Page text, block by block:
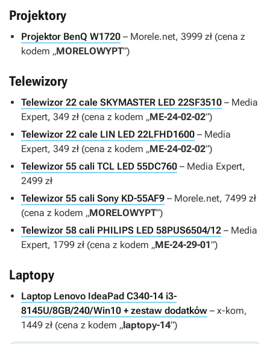
Projektory
Projektor BenQ W1720 – Morele.net, 3999 zł (cena z
kodem „MORELOWYPT”)
Telewizory
Telewizor 22 cale SKYMASTER LED 22SF3510 – Media
Expert, 349 zł (cena z kodem „ME-24-02-02”)
Telewizor 22 cale LIN LED 22LFHD1600 – Media
Expert, 349 zł (cena z kodem „ME-24-02-02”)
Telewizor 55 cali TCL LED 55DC760 – Media Expert,
2499 zł
Telewizor 55 cali Sony KD-55AF9 – Morele.net, 7499 zł
(cena z kodem „MORELOWYPT”)
Telewizor 58 cali PHILIPS LED 58PUS6504/12 – Media
Expert, 1799 zł (cena z kodem „ME-24-29-01”)
Laptopy
Laptop Lenovo IdeaPad C340-14 i3-
8145U/8GB/240/Win10 + zestaw dodatków – x-kom,
1449 zł (cena z kodem „laptopy-14”)